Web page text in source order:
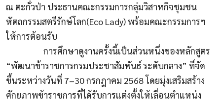
ณ ตะกั่วป่า ประธานคณะกรรมการกลุ่มวิสาหกิจชุมชน
หัตถกรรมสตรีรักษ์โลก(Eco Lady) พร้อมคณะกรรมการฯ
ให้การต้อนรับ
การศึกษาดูงานครั้งนี้เป็นส่วนหนึ่งของหลักสูตร
“พัฒนาข้าราชการกรมประชาสัมพันธ์ ระดับกลาง” ที่จัด
ขึ้นระหว่างวันที่ 7–30กรกฎาคม 2568โดยมุ่งเสริมสร้าง
ศักยภาพข้าราชการที่ได้รับการแต่งตั้งให้เลื่อนตำแหน่ง